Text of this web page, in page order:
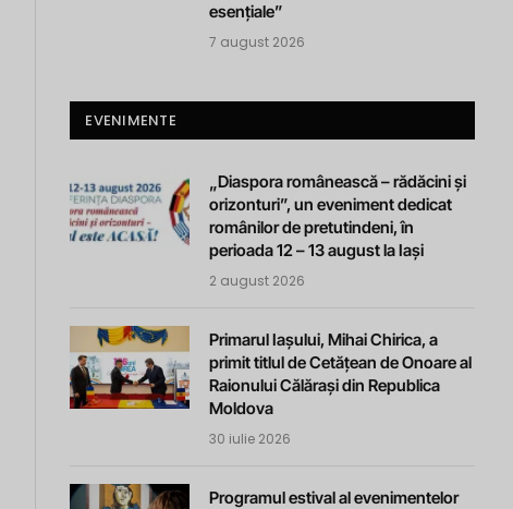
esențiale”
7 august 2026
EVENIMENTE
„Diaspora românească – rădăcini și
orizonturi”, un eveniment dedicat
românilor de pretutindeni, în
perioada 12 – 13 august la Iași
2 august 2026
Primarul Iașului, Mihai Chirica, a
primit titlul de Cetățean de Onoare al
Raionului Călărași din Republica
Moldova
30 iulie 2026
Programul estival al evenimentelor